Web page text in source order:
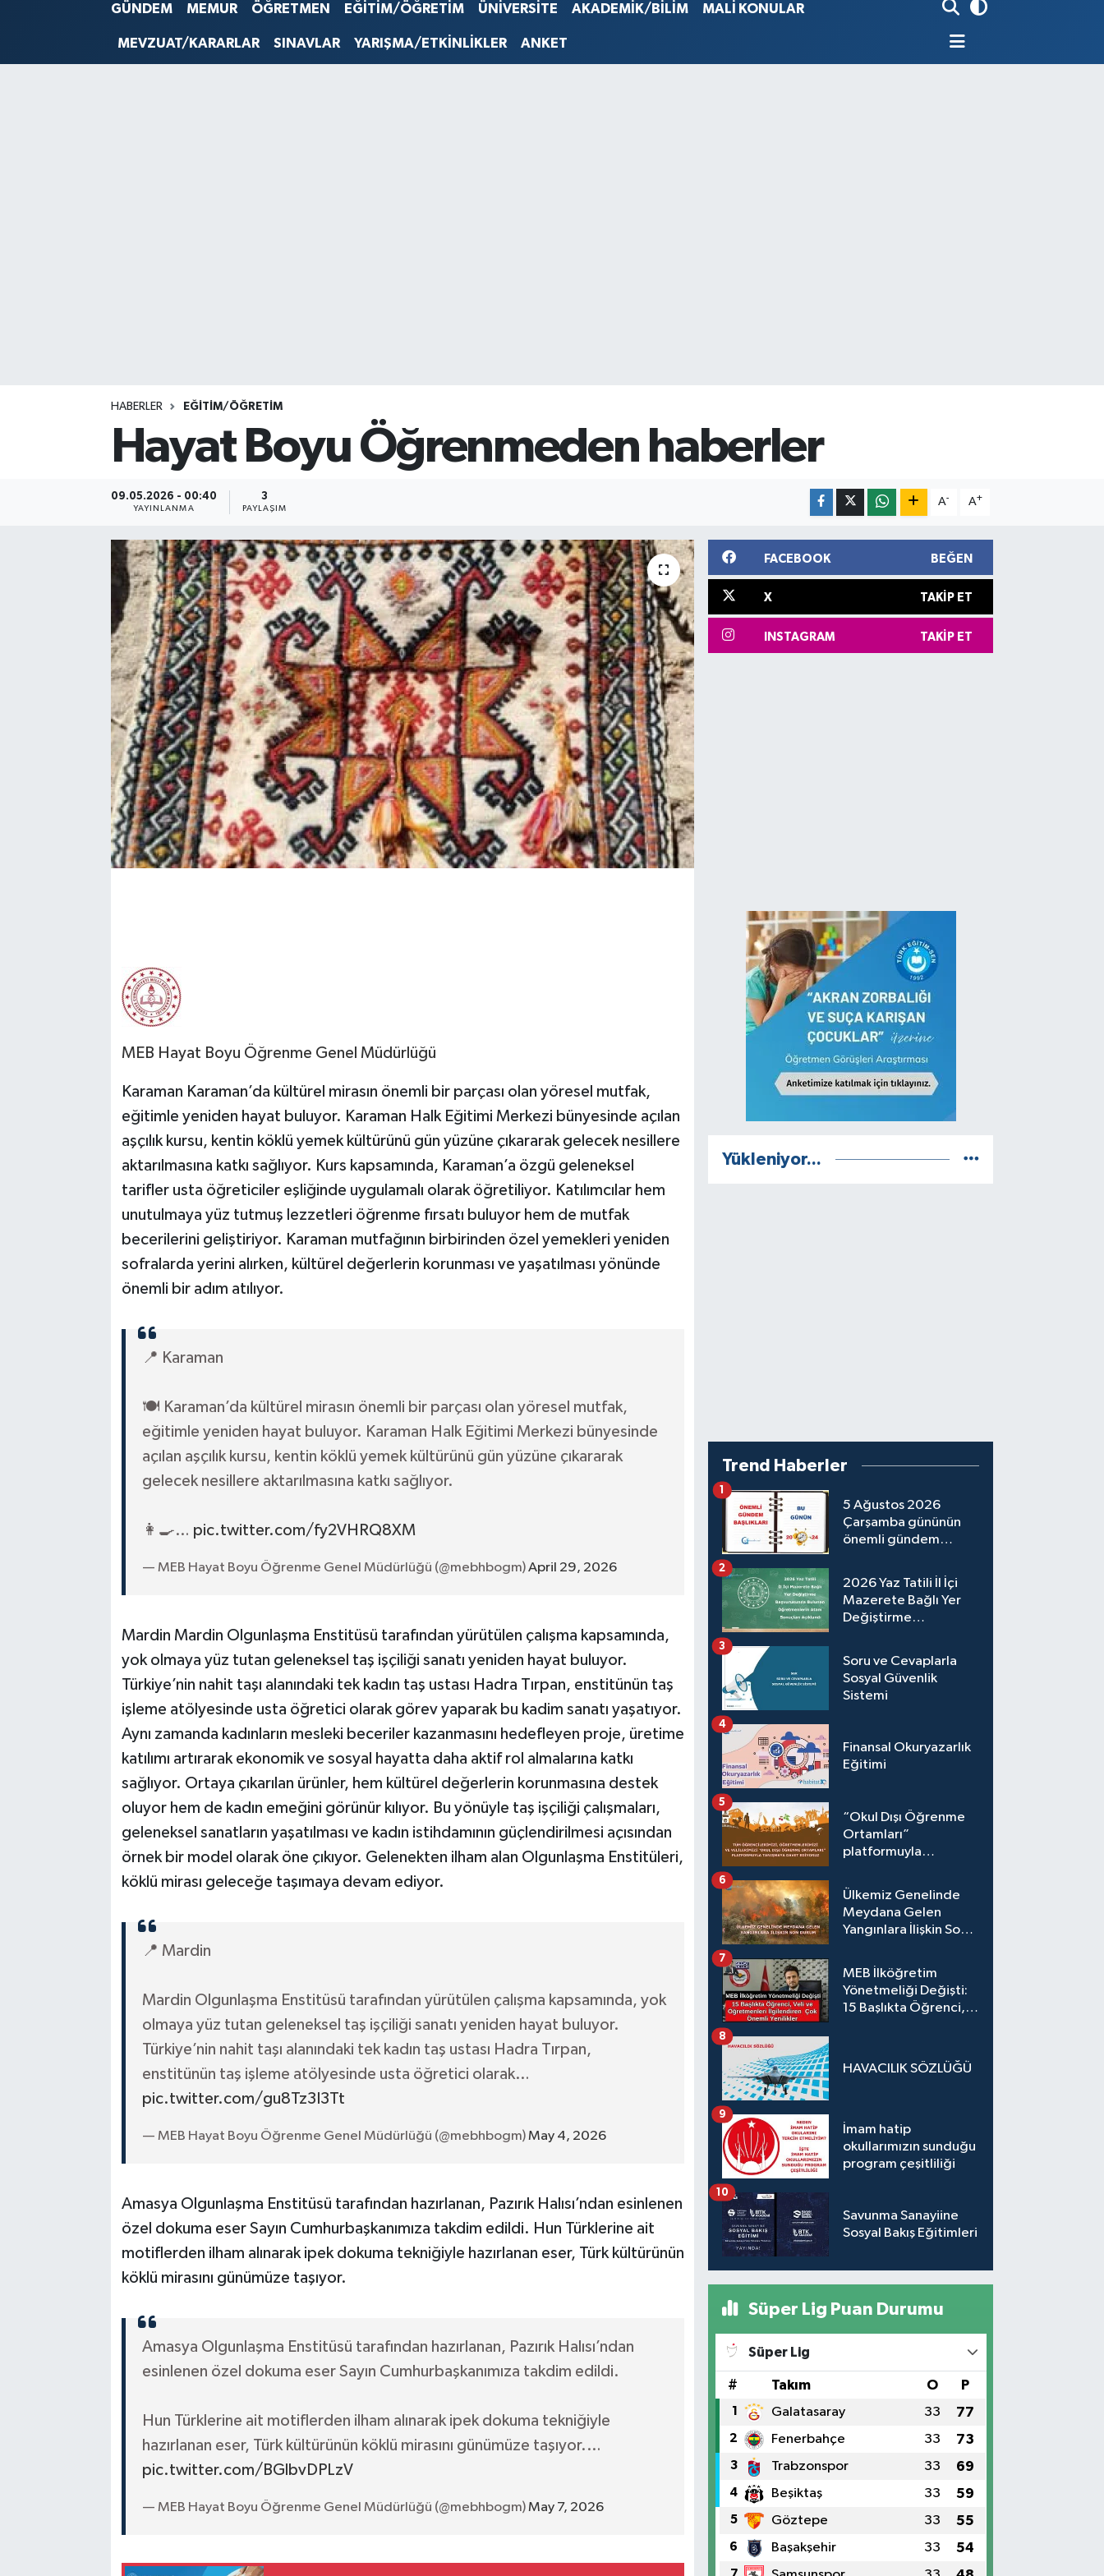
STERLİN
GÜNDEM MEMUR ÖĞRETMEN EĞİTİM/ÖĞRETİM ÜNİVERSİTE AKADEMİK/BİLİM MALİ KONULAR
MEVZUAT/KARARLAR SINAVLAR YARIŞMA/ETKİNLİKLER ANKET
HABERLER EĞİTİM/ÖĞRETİM
Hayat Boyu Öğrenmeden haberler
09.05.2026 - 00:40
YAYINLANMA
3
PAYLAŞIM
A- A+
MEB Hayat Boyu Öğrenme Genel Müdürlüğü
Karaman Karaman’da kültürel mirasın önemli bir parçası olan yöresel mutfak,
eğitimle yeniden hayat buluyor. Karaman Halk Eğitimi Merkezi bünyesinde açılan
aşçılık kursu, kentin köklü yemek kültürünü gün yüzüne çıkararak gelecek nesillere
aktarılmasına katkı sağlıyor. Kurs kapsamında, Karaman’a özgü geleneksel
tarifler usta öğreticiler eşliğinde uygulamalı olarak öğretiliyor. Katılımcılar hem
unutulmaya yüz tutmuş lezzetleri öğrenme fırsatı buluyor hem de mutfak
becerilerini geliştiriyor. Karaman mutfağının birbirinden özel yemekleri yeniden
sofralarda yerini alırken, kültürel değerlerin korunması ve yaşatılması yönünde
önemli bir adım atılıyor.
📍 Karaman
🍽️ Karaman’da kültürel mirasın önemli bir parçası olan yöresel mutfak,
eğitimle yeniden hayat buluyor. Karaman Halk Eğitimi Merkezi bünyesinde
açılan aşçılık kursu, kentin köklü yemek kültürünü gün yüzüne çıkararak
gelecek nesillere aktarılmasına katkı sağlıyor.
👩‍🍳… pic.twitter.com/fy2VHRQ8XM
— MEB Hayat Boyu Öğrenme Genel Müdürlüğü (@mebhbogm)April 29, 2026
Mardin Mardin Olgunlaşma Enstitüsü tarafından yürütülen çalışma kapsamında,
yok olmaya yüz tutan geleneksel taş işçiliği sanatı yeniden hayat buluyor.
Türkiye’nin nahit taşı alanındaki tek kadın taş ustası Hadra Tırpan, enstitünün taş
işleme atölyesinde usta öğretici olarak görev yaparak bu kadim sanatı yaşatıyor.
Aynı zamanda kadınların mesleki beceriler kazanmasını hedefleyen proje, üretime
katılımı artırarak ekonomik ve sosyal hayatta daha aktif rol almalarına katkı
sağlıyor. Ortaya çıkarılan ürünler, hem kültürel değerlerin korunmasına destek
oluyor hem de kadın emeğini görünür kılıyor. Bu yönüyle taş işçiliği çalışmaları,
geleneksel sanatların yaşatılması ve kadın istihdamının güçlendirilmesi açısından
örnek bir model olarak öne çıkıyor. Gelenekten ilham alan Olgunlaşma Enstitüleri,
köklü mirası geleceğe taşımaya devam ediyor.
📍 Mardin
Mardin Olgunlaşma Enstitüsü tarafından yürütülen çalışma kapsamında, yok
olmaya yüz tutan geleneksel taş işçiliği sanatı yeniden hayat buluyor.
Türkiye’nin nahit taşı alanındaki tek kadın taş ustası Hadra Tırpan,
enstitünün taş işleme atölyesinde usta öğretici olarak…
pic.twitter.com/gu8Tz3I3Tt
— MEB Hayat Boyu Öğrenme Genel Müdürlüğü (@mebhbogm)May 4, 2026
Amasya Olgunlaşma Enstitüsü tarafından hazırlanan, Pazırık Halısı’ndan esinlenen
özel dokuma eser Sayın Cumhurbaşkanımıza takdim edildi. Hun Türklerine ait
motiflerden ilham alınarak ipek dokuma tekniğiyle hazırlanan eser, Türk kültürünün
köklü mirasını günümüze taşıyor.
Amasya Olgunlaşma Enstitüsü tarafından hazırlanan, Pazırık Halısı’ndan
esinlenen özel dokuma eser Sayın Cumhurbaşkanımıza takdim edildi.
Hun Türklerine ait motiflerden ilham alınarak ipek dokuma tekniğiyle
hazırlanan eser, Türk kültürünün köklü mirasını günümüze taşıyor.…
pic.twitter.com/BGlbvDPLzV
— MEB Hayat Boyu Öğrenme Genel Müdürlüğü (@mebhbogm)May 7, 2026
FACEBOOK BEĞEN
X TAKIP ET
INSTAGRAM TAKIP ET
Yükleniyor...
Trend Haberler
5 Ağustos 2026
Çarşamba gününün
önemli gündem
1
2026 Yaz Tatili İl İçi
Mazerete Bağlı Yer
Değiştirme
Atama Sonuçları
Açıklandı
2
Soru ve Cevaplarla
Sosyal Güvenlik
Sistemi
3
Finansal Okuryazarlık
Eğitimi
4
“Okul Dışı Öğrenme
Ortamları”
platformuyla
ediyoruz.
5
Ülkemiz Genelinde
Meydana Gelen
Yangınlara İlişkin Son
6
MEB İlköğretim
Yönetmeliği Değişti:
15 Başlıkta Öğrenci,
Önemli Yenilikler
7
HAVACILIK SÖZLÜĞÜ
8
İmam hatip
okullarımızın sunduğu
program çeşitliliği
9
Savunma Sanayiine
Sosyal Bakış Eğitimleri
10
Süper Lig Puan Durumu
Süper Lig
# Takım O P
1 Galatasaray 33 77
2 Fenerbahçe 33 73
3 Trabzonspor 33 69
4 Beşiktaş 33 59
5 Göztepe 33 55
6 Başakşehir 33 54